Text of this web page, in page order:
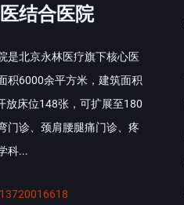
结合医院
是北京永林医疗旗下核心医
积6000余平方米，建筑面积
放床位148张，可扩展至180
门诊、颈肩腰腿痛门诊、疼
科...
13720016618